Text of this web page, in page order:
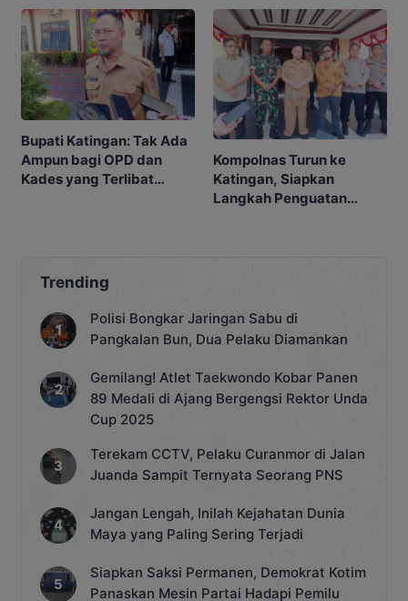
Bupati Katingan: Tak Ada
Ampun bagi OPD dan
Kades yang Terlibat
Kompolnas Turun ke
Katingan, Siapkan
Langkah Penguatan
Trending
Polisi Bongkar Jaringan Sabu di
Pangkalan Bun, Dua Pelaku Diamankan
Gemilang! Atlet Taekwondo Kobar Panen
89 Medali di Ajang Bergengsi Rektor Unda
Cup 2025
Terekam CCTV, Pelaku Curanmor di Jalan
Juanda Sampit Ternyata Seorang PNS
Jangan Lengah, Inilah Kejahatan Dunia
Maya yang Paling Sering Terjadi
Siapkan Saksi Permanen, Demokrat Kotim
Panaskan Mesin Partai Hadapi Pemilu